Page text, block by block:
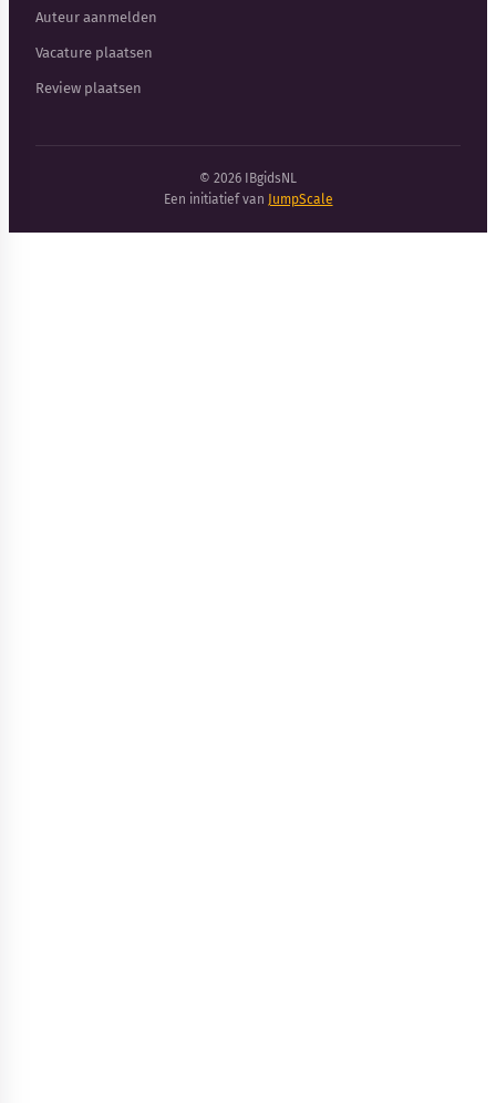
Auteur aanmelden
Vacature plaatsen
Review plaatsen
© 2026 IBgidsNL
Een initiatief van JumpScale